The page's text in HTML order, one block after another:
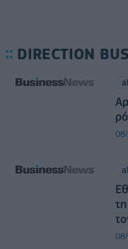
DIRECTION